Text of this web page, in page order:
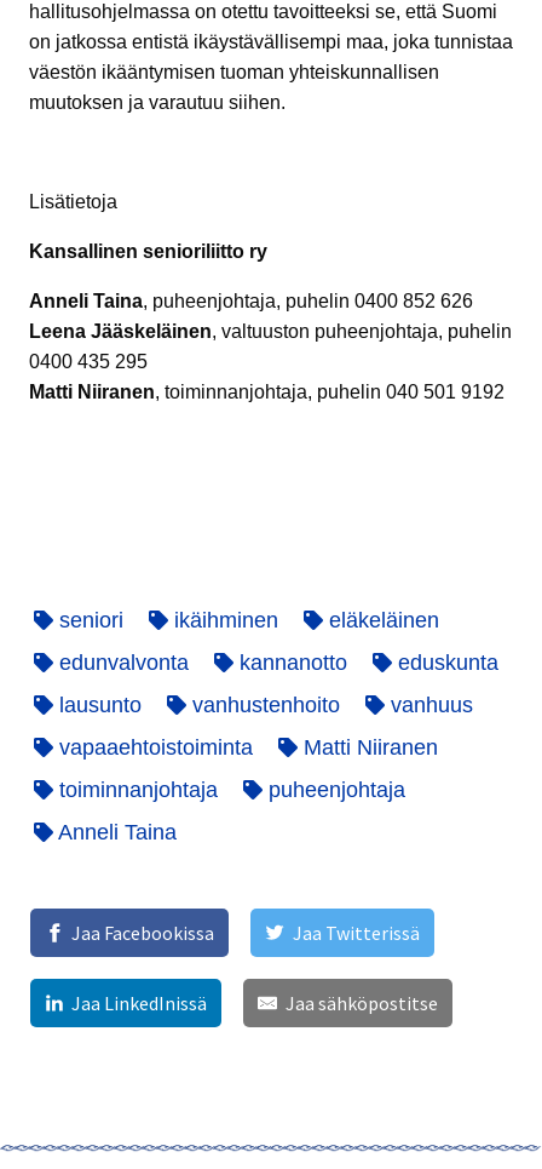
hallitusohjelmassa on otettu tavoitteeksi se, että Suomi
on jatkossa entistä ikäystävällisempi maa, joka tunnistaa
väestön ikääntymisen tuoman yhteiskunnallisen
muutoksen ja varautuu siihen.
Lisätietoja
Kansallinen senioriliitto ry
Anneli Taina, puheenjohtaja, puhelin 0400 852 626
Leena Jääskeläinen, valtuuston puheenjohtaja, puhelin
0400 435 295
Matti Niiranen, toiminnanjohtaja, puhelin 040 501 9192
seniori ikäihminen
eläkeläinen
edunvalvonta
kannanotto
eduskunta
lausunto
vanhustenhoito
vanhuus
vapaaehtoistoiminta
Matti Niiranen
toiminnanjohtaja
puheenjohtaja
Anneli Taina
Jaa Facebookissa Jaa Twitterissä
Jaa LinkedInissä Jaa sähköpostitse